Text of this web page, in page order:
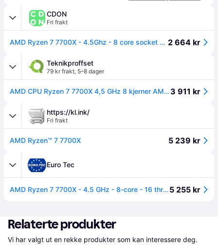
CDON
Fri frakt
AMD Ryzen 7 7700X - 4.5Ghz - 8 core socket AM5 105W BOX 2 664 kr
Teknikproffset
79 kr frakt, 5–8 dager
AMD CPU Ryzen 7 7700X 4,5 GHz 8 kjerner AM5 (WOF - med kjøler)3 911 kr
https://kl.ink/
Fri frakt
AMD Ryzen™ 7 7700X 5 239 kr
Euro Tec
AMD Ryzen 7 7700X - 4.5 GHz - 8-core - 16 threads - 32 MB cache - Socket AM5 - PIB/WOF (100-100000591WOF)5 255 kr
Relaterte produkter